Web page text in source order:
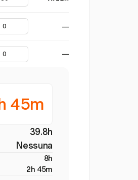
—
—
45m
39.8h
Nessuna
8h
2h 45m